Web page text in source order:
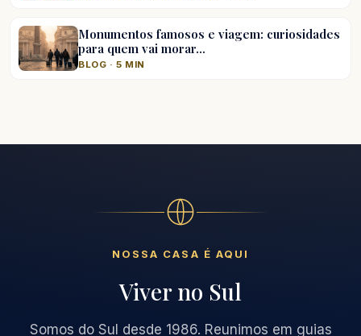
Monumentos famosos e viagem: curiosidades
para quem vai morar…
BLOG · 5 MIN
NOSSA CASA É AQUI
Viver no Sul
Somos do Sul desde 1986. Reunimos em guias